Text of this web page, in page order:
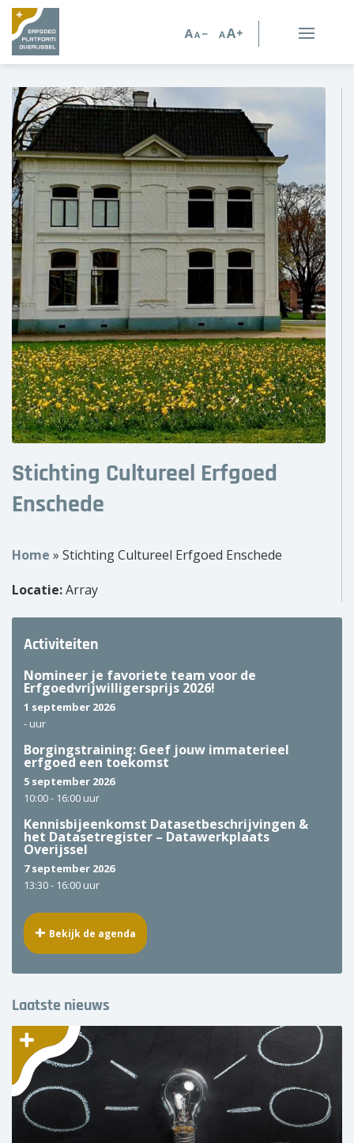
Erfgoedorganisaties
Verhalen
Kennis en advies
Kennisbank
Persoonlijk advies
Nieuws
Agenda
Over ons
Wie zijn wij?
Stichting Cultureel Erfgoed
Enschede
Home » Stichting Cultureel Erfgoed Enschede
Locatie:Array
Activiteiten
Nomineer je favoriete team voor de
Erfgoedvrijwilligersprijs 2026!
1 september 2026
- uur
Borgingstraining: Geef jouw immaterieel
erfgoed een toekomst
5 september 2026
10:00 - 16:00 uur
Kennisbijeenkomst Datasetbeschrijvingen &
het Datasetregister – Datawerkplaats
Overijssel
7 september 2026
13:30 - 16:00 uur
Bekijk de agenda
Laatste nieuws